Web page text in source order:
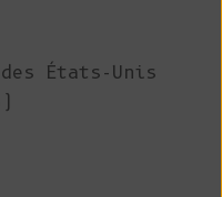
États-Unis